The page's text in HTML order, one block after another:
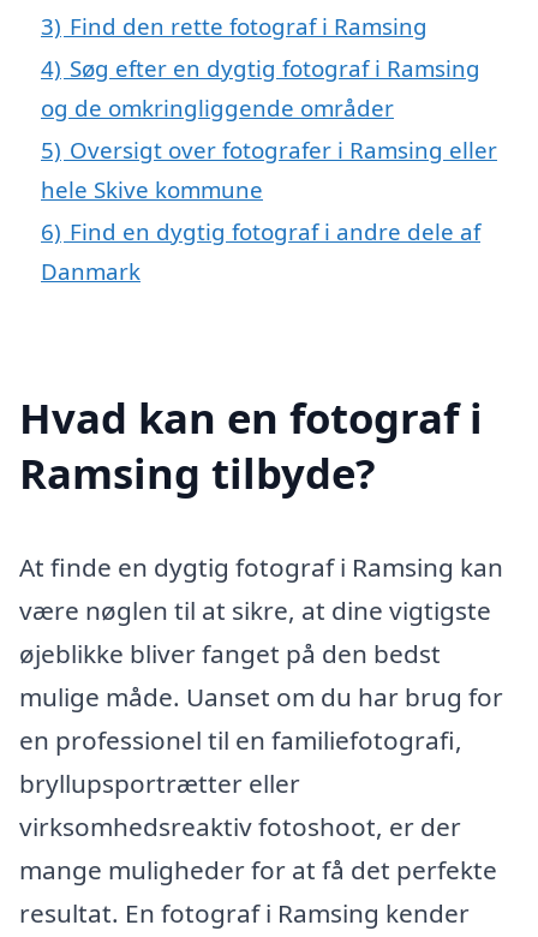
3) Find den rette fotograf i Ramsing
4) Søg efter en dygtig fotograf i Ramsing
og de omkringliggende områder
5) Oversigt over fotografer i Ramsing eller
hele Skive kommune
6) Find en dygtig fotograf i andre dele af
Danmark
Hvad kan en fotograf i
Ramsing tilbyde?
At finde en dygtig fotograf i Ramsing kan
være nøglen til at sikre, at dine vigtigste
øjeblikke bliver fanget på den bedst
mulige måde. Uanset om du har brug for
en professionel til en familiefotografi,
bryllupsportrætter eller
virksomhedsreaktiv fotoshoot, er der
mange muligheder for at få det perfekte
resultat. En fotograf i Ramsing kender